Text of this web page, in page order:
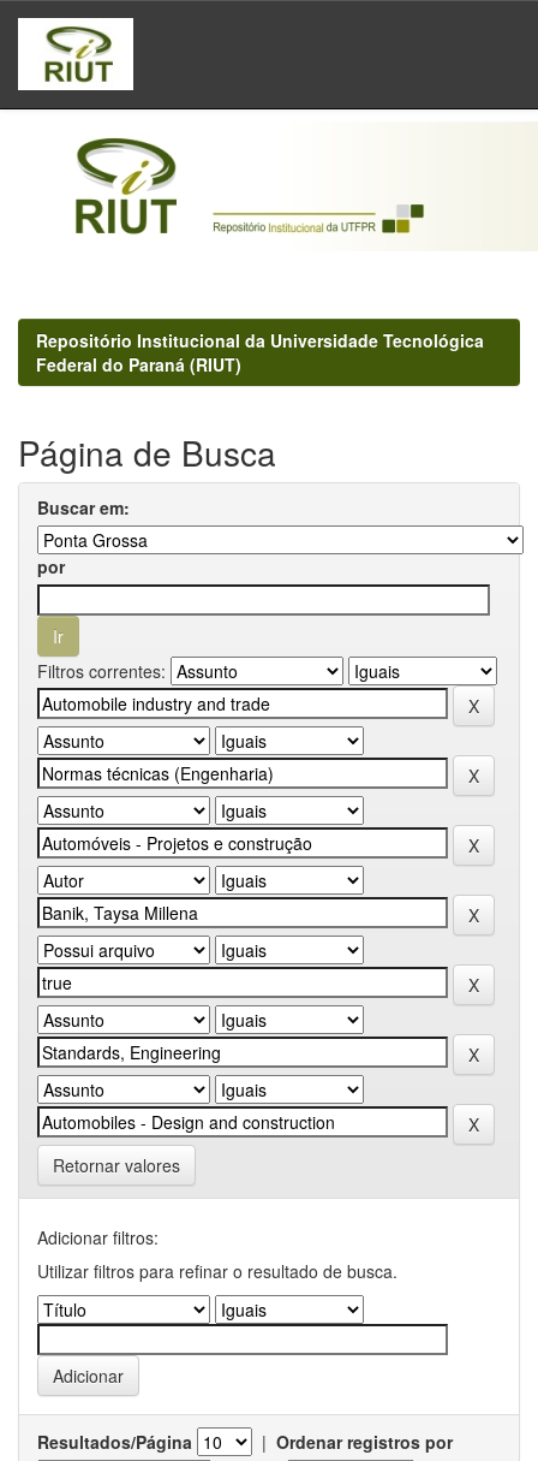
Skip
navigation
Repositório Institucional da Universidade Tecnológica
Federal do Paraná (RIUT)
Página de Busca
Buscar em:
por
Filtros correntes:
Retornar valores
Adicionar filtros:
Utilizar filtros para refinar o resultado de busca.
Resultados/Página | Ordenar registros por